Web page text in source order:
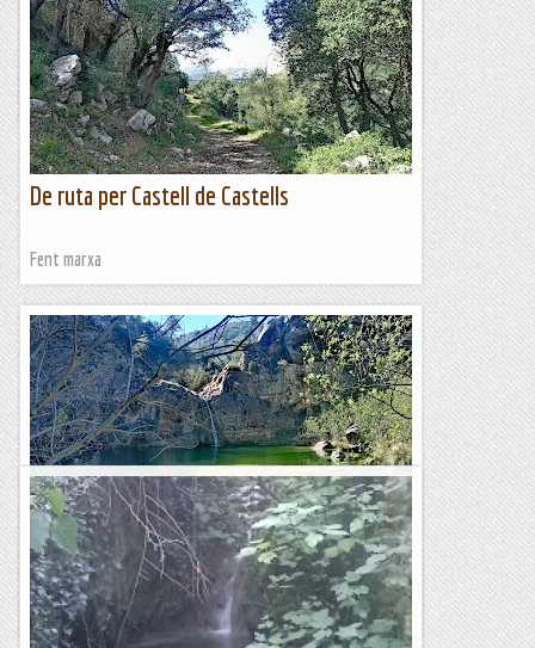
De ruta per la Vall de Gallinera
Fent marxa
De ruta per Castell de Castells
Fent marxa
De ruta pel Comtat i Vall d'Alcalà
Fent marxa